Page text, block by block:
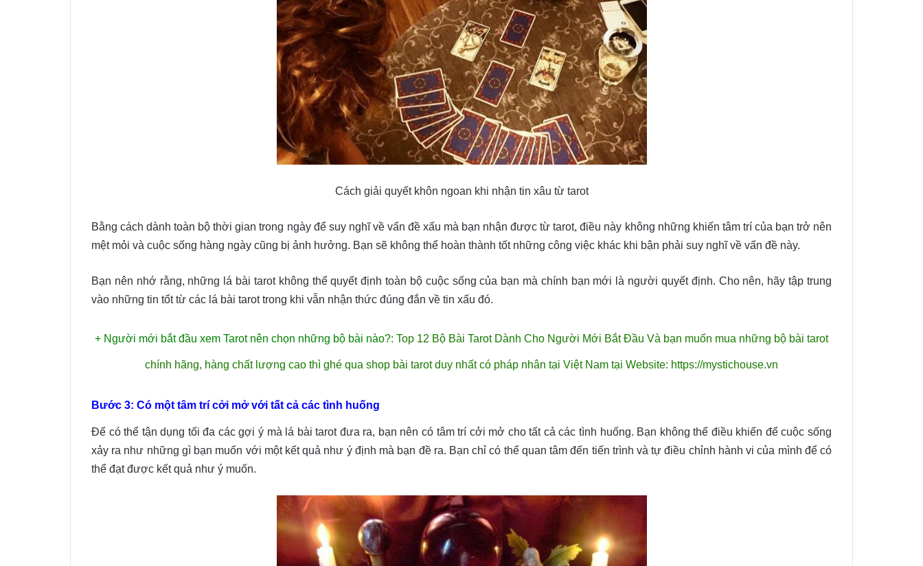
Cách giải quyết khôn ngoan khi nhận tin xâu từ tarot
Bằng cách dành toàn bộ thời gian trong ngày để suy nghĩ về vấn đề xấu mà bạn nhận được từ tarot, điều này không những khiến tâm trí của bạn trở nên
mệt mỏi và cuộc sống hàng ngày cũng bị ảnh hưởng. Bạn sẽ không thể hoàn thành tốt những công việc khác khi bận phải suy nghĩ về vấn đề này.
Bạn nên nhớ rằng, những lá bài tarot không thể quyết định toàn bộ cuộc sống của bạn mà chính bạn mới là người quyết định. Cho nên, hãy tập trung
vào những tin tốt từ các lá bài tarot trong khi vẫn nhận thức đúng đắn về tin xấu đó.
+ Người mới bắt đầu xem Tarot nên chọn những bộ bài nào?: Top 12 Bộ Bài Tarot Dành Cho Người Mới Bắt Đầu Và bạn muốn mua những bộ bài tarot
chính hãng, hàng chất lượng cao thì ghé qua shop bài tarot duy nhất có pháp nhân tại Việt Nam tại Website: https://mystichouse.vn
Bước 3: Có một tâm trí cởi mở với tất cả các tình huống
Để có thể tận dụng tối đa các gợi ý mà lá bài tarot đưa ra, bạn nên có tâm trí cởi mở cho tất cả các tình huống. Bạn không thể điều khiển để cuộc sống
xảy ra như những gì bạn muốn với một kết quả như ý định mà bạn đề ra. Bạn chỉ có thể quan tâm đến tiến trình và tự điều chỉnh hành vi của mình để có
thể đạt được kết quả như ý muốn.